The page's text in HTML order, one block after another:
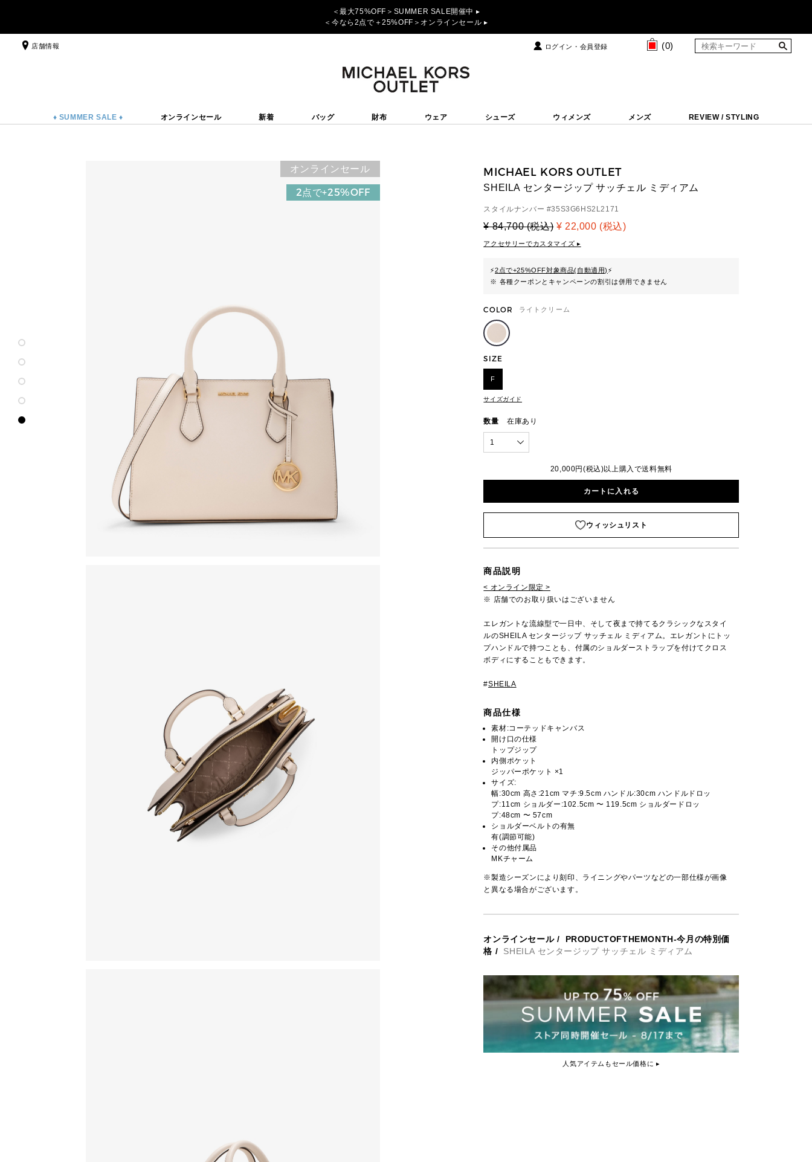
＜最大75%OFF＞SUMMER SALE開催中 ▸
＜今なら2点で＋25%OFF＞オンラインセール ▸
店舗情報 ログイン・会員登録 (0)
♦ SUMMER SALE ♦ オンラインセール 新着 バッグ 財布 ウェア シューズ ウィメンズ メンズ REVIEW / STYLING
オンラインセール
2点で+25%OFF
MICHAEL KORS OUTLET
SHEILA センタージップ サッチェル ミディアム
スタイルナンバー #35S3G6HS2L2171
¥ 84,700 (税込) ¥ 22,000 (税込)
アクセサリーでカスタマイズ ▸
⚡2点で+25%OFF対象商品(自動適用) ⚡
※ 各種クーポンとキャンペーンの割引は併用できません
COLOR ライトクリーム
SIZE
F
サイズガイド
数量 在庫あり
1
20,000円(税込)以上購入で送料無料
カートに入れる
ウィッシュリスト
商品説明
< オンライン限定 >
※ 店舗でのお取り扱いはございません
エレガントな流線型で一日中、そして夜まで持てるクラシックなスタイ
ルのSHEILA センタージップ サッチェル ミディアム。エレガントにトッ
プハンドルで持つことも、付属のショルダーストラップを付けてクロス
ボディにすることもできます。
#SHEILA
商品仕様
素材:コーテッドキャンバス
開け口の仕様
トップジップ
内側ポケット
ジッパーポケット ×1
サイズ:
幅:30cm 高さ:21cm マチ:9.5cm ハンドル:30cm ハンドルドロッ
プ:11cm ショルダー:102.5cm 〜 119.5cm ショルダードロッ
プ:48cm 〜 57cm
ショルダーベルトの有無
有(調節可能)
その他付属品
MKチャーム
※製造シーズンにより刻印、ライニングやパーツなどの一部仕様が画像
と異なる場合がございます。
オンラインセール/
PRODUCTOFTHEMONTH-今月の特別価
格 / SHEILA センタージップ サッチェル ミディアム
人気アイテムもセール価格に ▸